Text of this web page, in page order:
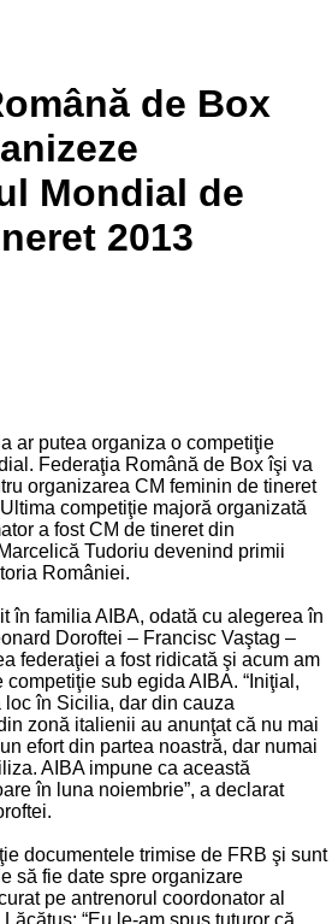
de Box
Mondial de
2013
ar putea organiza o competiţie
Federaţia Română de Box îşi va
organizarea CM feminin de tineret
competiţie majoră organizată
a fost CM de tineret din
Marcelică Tudoriu devenind primii
României.
în familia AIBA, odată cu alegerea în
Doroftei – Francisc Vaştag –
federaţiei a fost ridicată şi acum am
sub egida AIBA. “Iniţial,
în Sicilia, dar din cauza
zonă italienii au anunţat că nu mai
efort din partea noastră, dar numai
AIBA impune ca această
în luna noiembrie”, a declarat
documentele trimise de FRB şi sunt
să fie date spre organizare
pe antrenorul coordonator al
“Eu le-am spus tuturor că